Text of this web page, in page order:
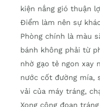
kiện nắng gió thuận
Điểm làm nên sự
Phòng chính là màu
bánh không phải từ
nhờ gạo tẻ ngon xay
nước cốt đường mía,
vải của máy tráng,
Xong công đoạn